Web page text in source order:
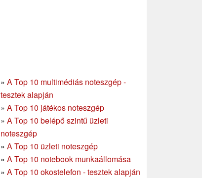
» A Top 10 multimédiás noteszgép -
tesztek alapján
» A Top 10 játékos noteszgép
» A Top 10 belépő szintű üzleti
noteszgép
» A Top 10 üzleti noteszgép
» A Top 10 notebook munkaállomása
» A Top 10 okostelefon - tesztek alapján